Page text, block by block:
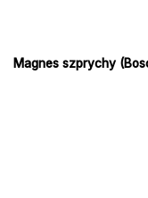
Magnes szprychy